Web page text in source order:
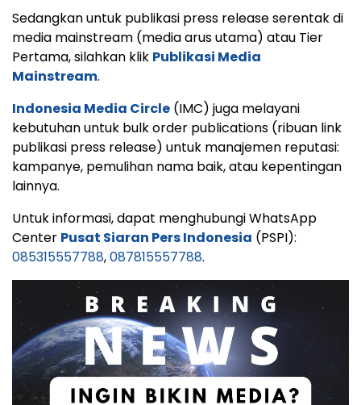
Sedangkan untuk publikasi press release serentak di
media mainstream (media arus utama) atau Tier
Pertama, silahkan klik Publikasi Media
Mainstream.
Indonesia Media Circle (IMC) juga melayani
kebutuhan untuk bulk order publications (ribuan link
publikasi press release) untuk manajemen reputasi:
kampanye, pemulihan nama baik, atau kepentingan
lainnya.
Untuk informasi, dapat menghubungi WhatsApp
Center Pusat Siaran Pers Indonesia (PSPI):
085315557788,087815557788.